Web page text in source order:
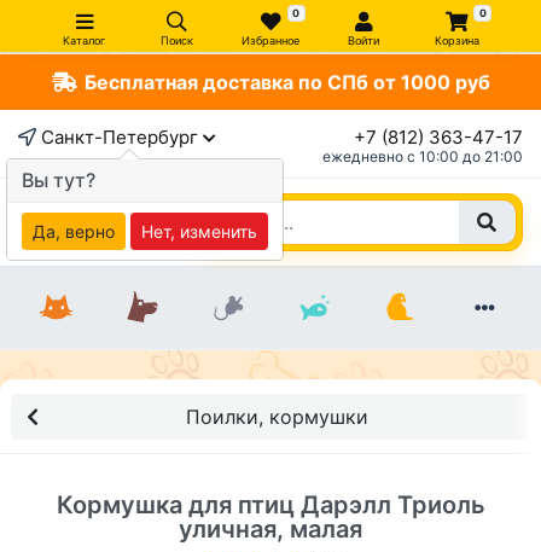
Каталог Поиск
0
Избранное Войти
0
Корзина
Бесплатная доставка по СПб от 1000 руб
Санкт-Петербург +7 (812) 363-47-17
ежедневно c 10:00 до 21:00
Поилки, кормушки
Кормушка для птиц Дарэлл Триоль
уличная, малая
Вы тут?
Да, верно Нет, изменить